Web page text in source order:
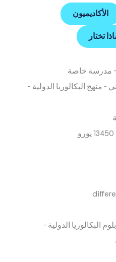
الأكاديميون
تختار
- مدرسة خاصة
- منهج البكالوريا الدولية -
البكالوريا الدولية -